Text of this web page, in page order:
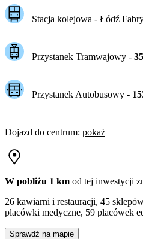
Stacja kolejowa - Łódź
Przystanek Tramwajowy -
Przystanek Autobusowy -
Dojazd do centrum: pokaż
W pobliżu 1 km od tej inwestycji
26 kawiarni i restauracji, 45
placówki medyczne, 59 placówek
Sprawdź na mapie